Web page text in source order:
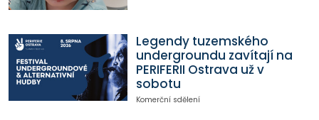
Legendy tuzemského
undergroundu zavítají na
PERIFERII Ostrava už v
sobotu
Komerční sdělení